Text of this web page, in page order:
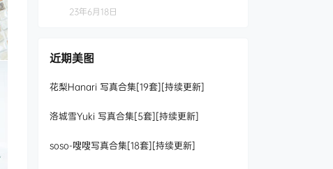
23年6月18日
近期美图
花梨Hanari 写真合集[19套][持续更新]
洛城雪Yuki 写真合集[5套][持续更新]
soso-嗖嗖写真合集[18套][持续更新]